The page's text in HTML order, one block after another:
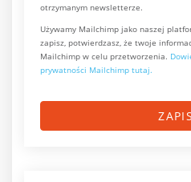
otrzymanym newsletterze.
Używamy Mailchimp jako naszej
zapisz, potwierdzasz, że twoje
Mailchimp w celu przetworzenia.
prywatności Mailchimp tutaj.